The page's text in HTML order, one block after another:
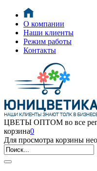
О компании
Наши клиенты
Режим работы
Контакты
ЦВЕТЫ ОПТОМ во все
корзина0
Для просмотра корзины